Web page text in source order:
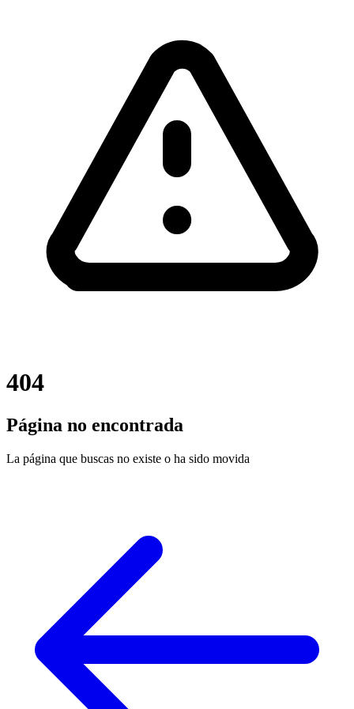
404
Página no encontrada
La página que buscas no existe o ha sido movida